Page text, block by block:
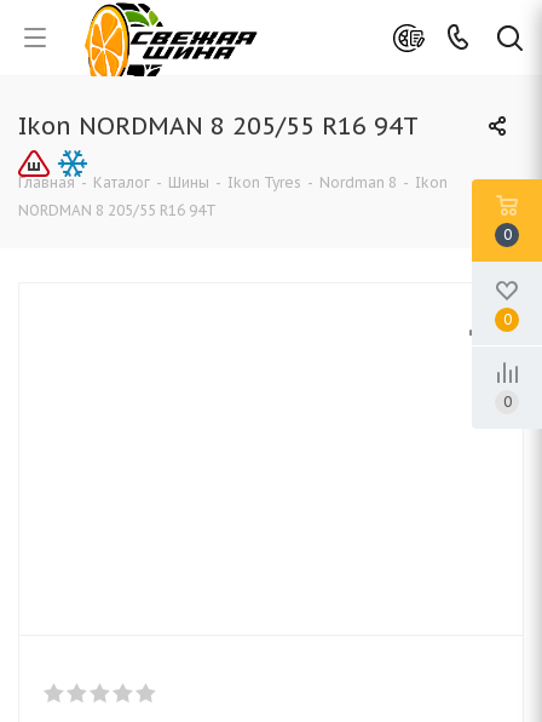
Ikon NORDMAN 8 205/55 R16 94T
Главная - Каталог - Шины - Ikon Tyres - Nordman 8 - Ikon
NORDMAN 8 205/55 R16 94T
0
0
0